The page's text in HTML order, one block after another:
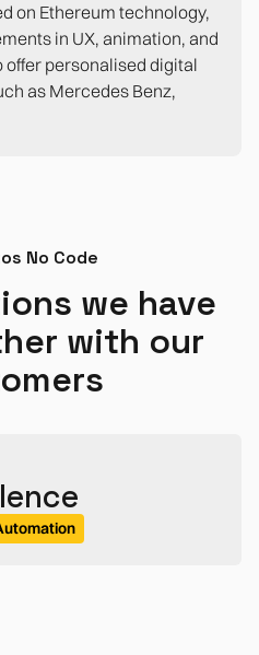
on Ethereum technology,
in UX, animation, and
personalised digital
as Mercedes Benz,
No Code
we have
with our